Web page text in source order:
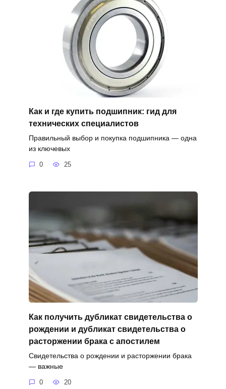
Как и где купить подшипник: гид для
технических специалистов
Правильный выбор и покупка подшипника — одна
из ключевых
0 25
Как получить дубликат свидетельства о
рождении и дубликат свидетельства о
расторжении брака с апостилем
Свидетельства о рождении и расторжении брака
— важные
0 20